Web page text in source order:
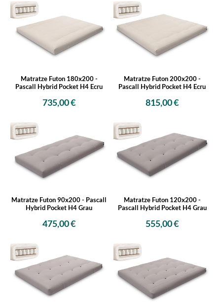
Matratze Futon 180x200 -
Pascall Hybrid Pocket H4 Ecru
735,00 €
Matratze Futon 200x200 -
Pascall Hybrid Pocket H4 Ecru
815,00 €
Matratze Futon 90x200 - Pascall
Hybrid Pocket H4 Grau
475,00 €
Matratze Futon 120x200 -
Pascall Hybrid Pocket H4 Grau
555,00 €